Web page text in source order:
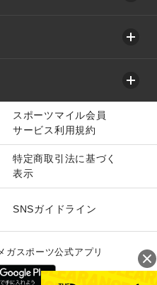
スポーツマイル会員
サービス利用規約
特定商取引法に基づく
表示
SNSガイドライン
ガスポーツ公式アプリ